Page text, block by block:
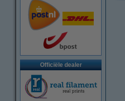
Officiële dealer